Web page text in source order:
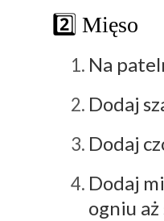
2️⃣ Mięso
Na
Dodaj
Dodaj
Dodaj
ogniu